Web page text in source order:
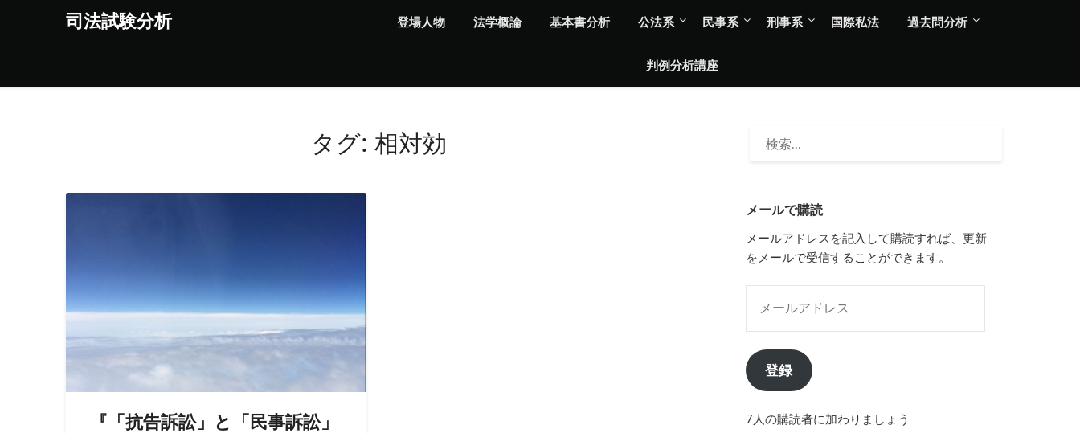
司法試験分析 登場人物 法学概論 基本書分析 公法系 民事系 刑事系 国際私法 過去問分析
判例分析講座
タグ: 相対効
『「抗告訴訟」と「民事訴訟」
メールで購読
メールアドレスを記入して購読すれば、更新
をメールで受信することができます。
登録
7人の購読者に加わりましょう